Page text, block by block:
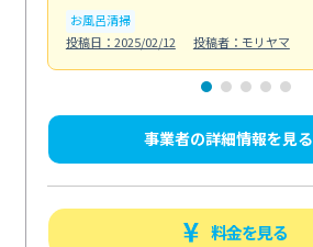
お風呂清掃
投稿日：2025/02/12
投稿者：モリヤマ
事業者の詳細情報を見る
料金を見る